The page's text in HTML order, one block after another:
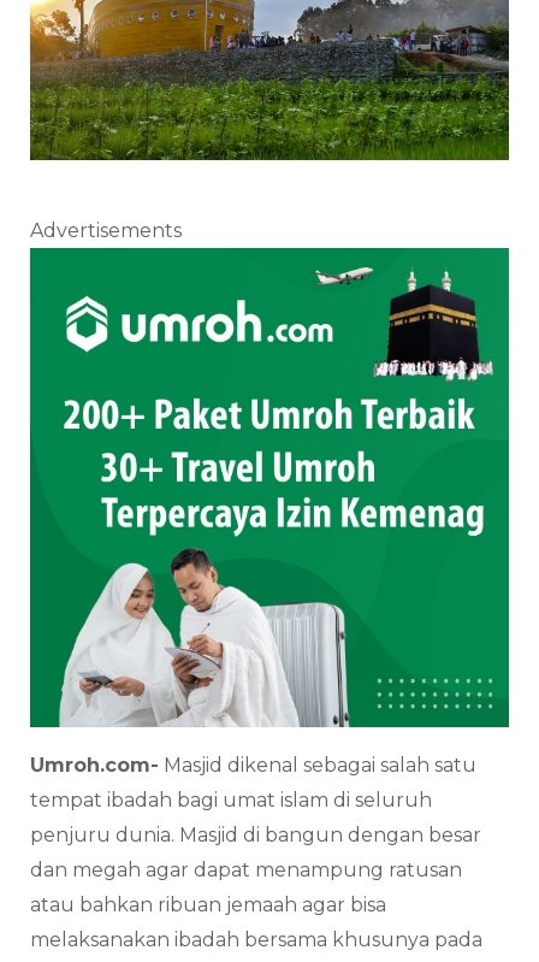
Advertisements
Umroh.com- Masjid dikenal sebagai salah satu
tempat ibadah bagi umat islam di seluruh
penjuru dunia. Masjid di bangun dengan besar
dan megah agar dapat menampung ratusan
atau bahkan ribuan jemaah agar bisa
melaksanakan ibadah bersama khusunya pada